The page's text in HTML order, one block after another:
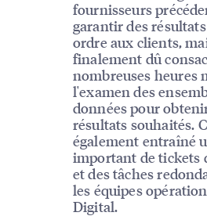
fournisseurs
garantir des
ordre aux clients,
finalement dû
nombreuses heures
l'examen des
données pour
résultats souhaités.
également entraîné
important de tickets
et des tâches
les équipes
Digital.